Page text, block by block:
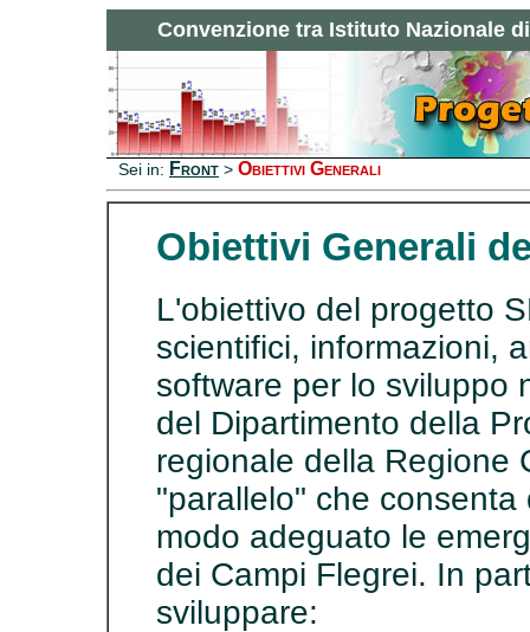
Convenzione tra Istituto Nazionale
Sei in: Front > Obiettivi Generali
Obiettivi Generali
L'obiettivo del progetto
scientifici, informazioni,
software per lo sviluppo
del Dipartimento della
regionale della Regione
"parallelo" che
modo adeguato le
dei Campi Flegrei. In
sviluppare: